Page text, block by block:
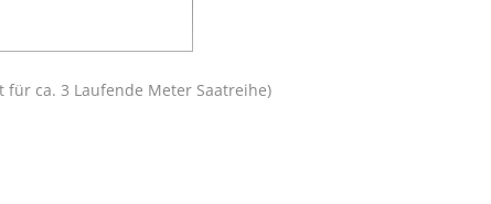
für ca. 3 Laufende Meter Saatreihe)